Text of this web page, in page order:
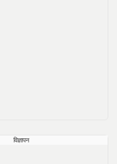
विज्ञापन